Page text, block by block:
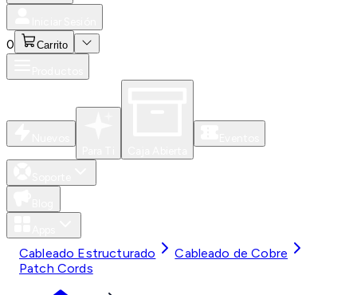
0 Carrito
Cableado Estructurado
Cableado de Cobre
Patch Cords